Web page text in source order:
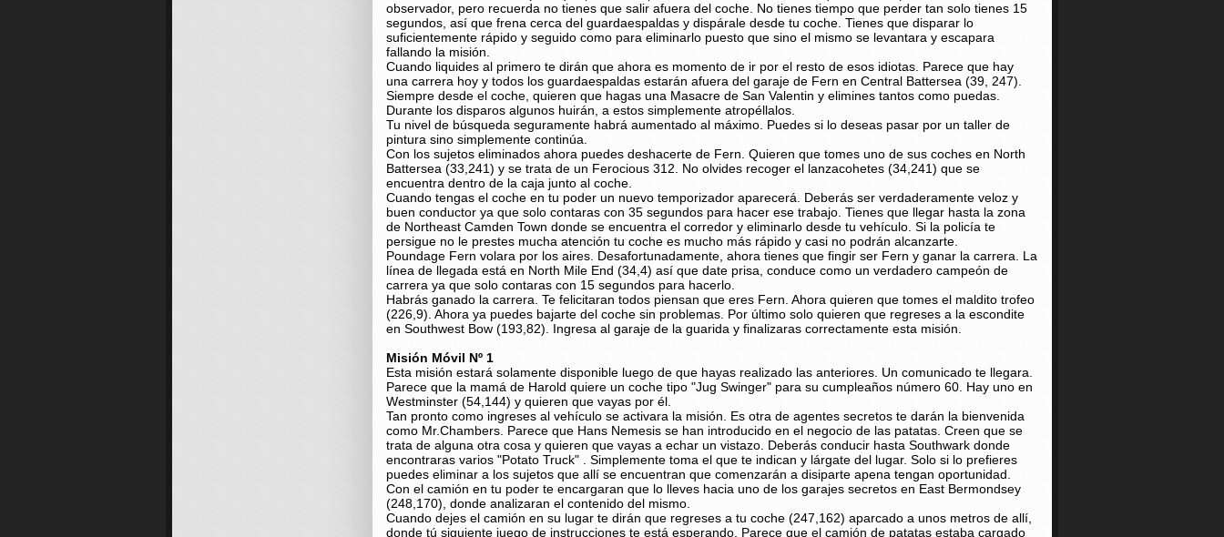
observador, pero recuerda no tienes que salir afuera del coche. No tienes tiempo que perder tan solo tienes 15
segundos, así que frena cerca del guardaespaldas y dispárale desde tu coche. Tienes que disparar lo
suficientemente rápido y seguido como para eliminarlo puesto que sino el mismo se levantara y escapara
fallando la misión.
Cuando liquides al primero te dirán que ahora es momento de ir por el resto de esos idiotas. Parece que hay
una carrera hoy y todos los guardaespaldas estarán afuera del garaje de Fern en Central Battersea (39, 247).
Siempre desde el coche, quieren que hagas una Masacre de San Valentin y elimines tantos como puedas.
Durante los disparos algunos huirán, a estos simplemente atropéllalos.
Tu nivel de búsqueda seguramente habrá aumentado al máximo. Puedes si lo deseas pasar por un taller de
pintura sino simplemente continúa.
Con los sujetos eliminados ahora puedes deshacerte de Fern. Quieren que tomes uno de sus coches en North
Battersea (33,241) y se trata de un Ferocious 312. No olvides recoger el lanzacohetes (34,241) que se
encuentra dentro de la caja junto al coche.
Cuando tengas el coche en tu poder un nuevo temporizador aparecerá. Deberás ser verdaderamente veloz y
buen conductor ya que solo contaras con 35 segundos para hacer ese trabajo. Tienes que llegar hasta la zona
de Northeast Camden Town donde se encuentra el corredor y eliminarlo desde tu vehículo. Si la policía te
persigue no le prestes mucha atención tu coche es mucho más rápido y casi no podrán alcanzarte.
Poundage Fern volara por los aires. Desafortunadamente, ahora tienes que fingir ser Fern y ganar la carrera. La
línea de llegada está en North Mile End (34,4) así que date prisa, conduce como un verdadero campeón de
carrera ya que solo contaras con 15 segundos para hacerlo.
Habrás ganado la carrera. Te felicitaran todos piensan que eres Fern. Ahora quieren que tomes el maldito trofeo
(226,9). Ahora ya puedes bajarte del coche sin problemas. Por último solo quieren que regreses a la escondite
en Southwest Bow (193,82). Ingresa al garaje de la guarida y finalizaras correctamente esta misión.
Misión Móvil Nº 1
Esta misión estará solamente disponible luego de que hayas realizado las anteriores. Un comunicado te llegara.
Parece que la mamá de Harold quiere un coche tipo "Jug Swinger" para su cumpleaños número 60. Hay uno en
Westminster (54,144) y quieren que vayas por él.
Tan pronto como ingreses al vehículo se activara la misión. Es otra de agentes secretos te darán la bienvenida
como Mr.Chambers. Parece que Hans Nemesis se han introducido en el negocio de las patatas. Creen que se
trata de alguna otra cosa y quieren que vayas a echar un vistazo. Deberás conducir hasta Southwark donde
encontraras varios "Potato Truck" . Simplemente toma el que te indican y lárgate del lugar. Solo si lo prefieres
puedes eliminar a los sujetos que allí se encuentran que comenzarán a disiparte apena tengan oportunidad.
Con el camión en tu poder te encargaran que lo lleves hacia uno de los garajes secretos en East Bermondsey
(248,170), donde analizaran el contenido del mismo.
Cuando dejes el camión en su lugar te dirán que regreses a tu coche (247,162) aparcado a unos metros de allí,
donde tú siguiente juego de instrucciones te está esperando. Parece que el camión de patatas estaba cargado